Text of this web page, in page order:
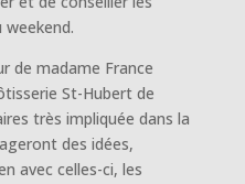
de madame France
St-Hubert de
très impliquée dans la
des idées,
avec celles-ci, les